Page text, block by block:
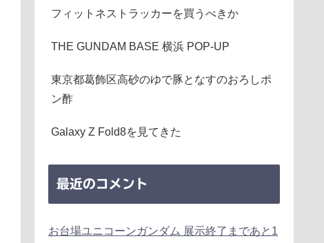
フィットネストラッカーを買うべきか
THE GUNDAM BASE 横浜 POP-UP
東京都葛飾区高砂のゆで豚となすのおろしポ
ン酢
Galaxy Z Fold8を見てきた
最近のコメント
お台場ユニコーンガンダム 展示終了まであと1